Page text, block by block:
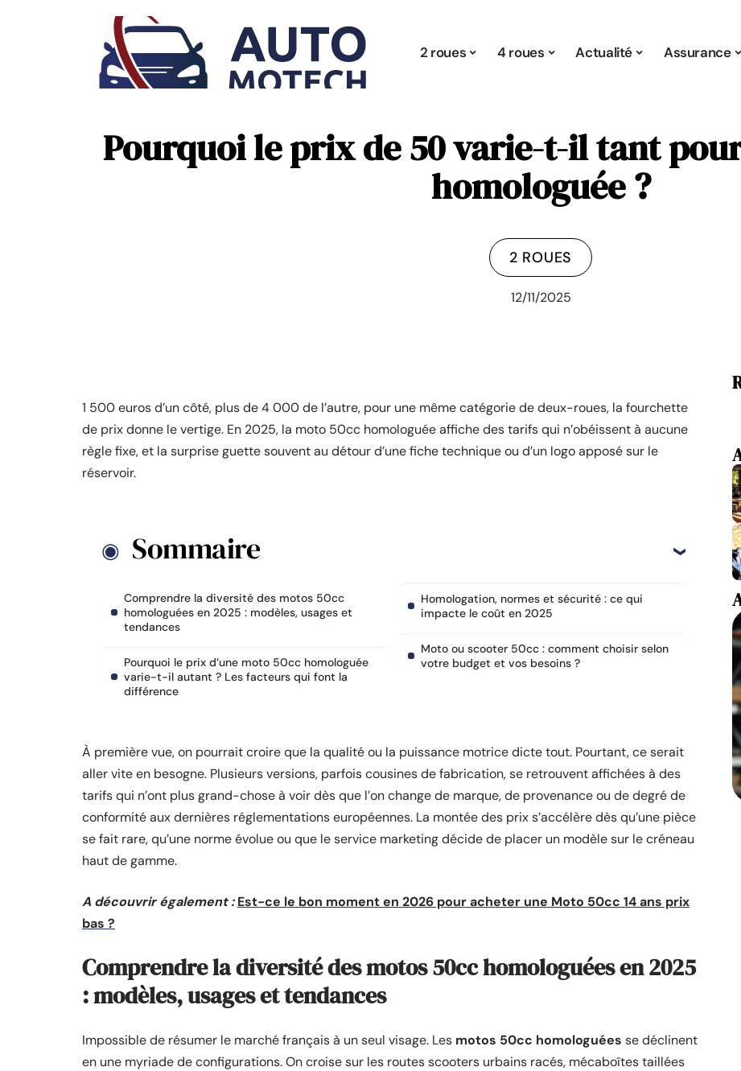
2 roues 4 roues Actualité Assurance
Pourquoi le prix de 50 varie-t-il tant
homologuée ?
2 ROUES
12/11/2025
1 500 euros d’un côté, plus de 4 000 de l’autre, pour une même catégorie de deux-roues, la fourchette
de prix donne le vertige. En 2025, la moto 50cc homologuée affiche des tarifs qui n’obéissent à aucune
règle fixe, et la surprise guette souvent au détour d’une fiche technique ou d’un logo apposé sur le
réservoir.
Sommaire
Comprendre la diversité des motos 50cc
homologuées en 2025 : modèles, usages et
tendances
Pourquoi le prix d’une moto 50cc homologuée
varie-t-il autant ? Les facteurs qui font la
différence
Homologation, normes et sécurité : ce qui
impacte le coût en 2025
Moto ou scooter 50cc : comment choisir selon
votre budget et vos besoins ?
À première vue, on pourrait croire que la qualité ou la puissance motrice dicte tout. Pourtant, ce serait
aller vite en besogne. Plusieurs versions, parfois cousines de fabrication, se retrouvent affichées à des
tarifs qui n’ont plus grand-chose à voir dès que l’on change de marque, de provenance ou de degré de
conformité aux dernières réglementations européennes. La montée des prix s’accélère dès qu’une pièce
se fait rare, qu’une norme évolue ou que le service marketing décide de placer un modèle sur le créneau
haut de gamme.
A découvrir également : Est-ce le bon moment en 2026 pour acheter une Moto 50cc 14 ans prix
bas ?
Comprendre la diversité des motos 50cc homologuées en 2025
: modèles, usages et tendances
Impossible de résumer le marché français à un seul visage. Les motos 50cc homologuées se déclinent
en une myriade de configurations. On croise sur les routes scooters urbains racés, mécaboîtes taillées